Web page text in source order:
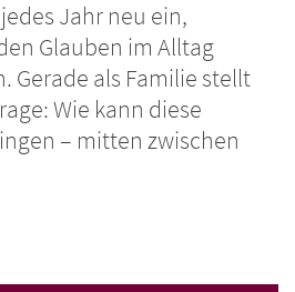
Jahr neu ein,
Glauben im Alltag
Gerade als Familie stellt
Wie kann diese
– mitten zwischen